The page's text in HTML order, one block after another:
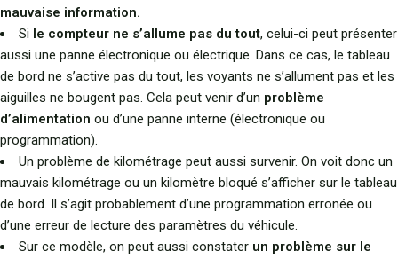
mauvaise information.
Si le compteur ne s’allume pas du tout, celui-ci peut présenter
aussi une panne électronique ou électrique. Dans ce cas, le tableau
de bord ne s’active pas du tout, les voyants ne s’allument pas et les
aiguilles ne bougent pas. Cela peut venir d’un problème
d’alimentation ou d’une panne interne (électronique ou
programmation).
Un problème de kilométrage peut aussi survenir. On voit donc un
mauvais kilométrage ou un kilomètre bloqué s’afficher sur le tableau
de bord. Il s’agit probablement d’une programmation erronée ou
d’une erreur de lecture des paramètres du véhicule.
Sur ce modèle, on peut aussi constater un problème sur le